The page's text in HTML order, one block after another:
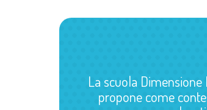
La scuola
propone come